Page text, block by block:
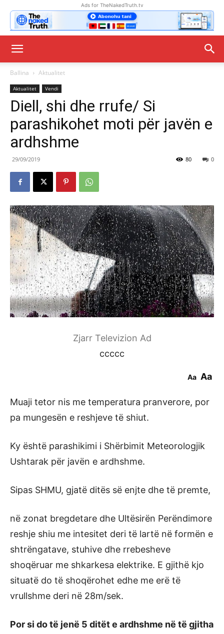
Ads for TheNakedTruth.tv
Ballina Aktualitet
Aktualitet Vendi
Diell, shi dhe rrufe/ Si
parashikohet moti për javën e
ardhshme
29/09/2019 0
80
Zjarr Televizion Ad
ccccc
Aa Aa
Muaji tetor nis me temperatura pranverore, por
pa mungesën e reshjeve të shiut.
Ky është parashikimi i Shërbimit Meteorologjik
Ushtarak për javën e ardhshme.
Sipas SHMU, gjatë ditës së enjte dhe të premte,
në zonat bregdetare dhe Ultësirën Perëndimore
reshje shiu me intesitet deri të lartë në formën e
shtrëngatave, stuhive dhe rrebesheve
shoqëruar me shkarkesa elektrike. E gjithë kjo
situatë do të shoqërohet edhe me erë të
vrullshme deri në 28m/sek.
Por si do të jenë 5 ditët e ardhshme në të gjitha